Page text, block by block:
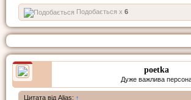
Подобається x 6
poetka
Дуже важлива
Цитата від Alias: ↑